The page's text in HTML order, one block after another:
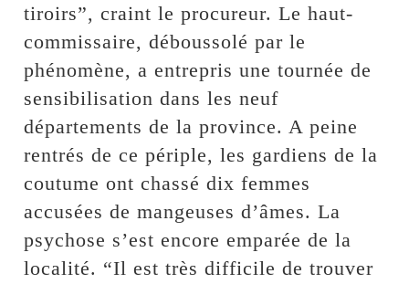
tiroirs”, craint le procureur. Le haut-
commissaire, déboussolé par le
phénomène, a entrepris une tournée de
sensibilisation dans les neuf
départements de la province. A peine
rentrés de ce périple, les gardiens de la
coutume ont chassé dix femmes
accusées de mangeuses d’âmes. La
psychose s’est encore emparée de la
localité. “Il est très difficile de trouver